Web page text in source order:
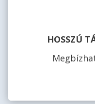
HOSSZÚ